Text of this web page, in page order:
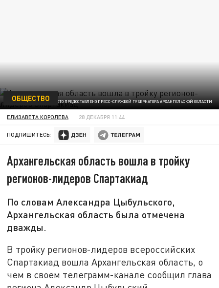
ФОТО ПРЕДОСТАВЛЕНО ПРЕСС-СЛУЖБОЙ ГУБЕРНАТОРА АРХАНГЕЛЬСКОЙ ОБЛАСТИ
ОБЩЕСТВО
ЕЛИЗАВЕТА КОРОЛЕВА 28 ДЕКАБРЯ 11:44
ПОДПИШИТЕСЬ:
Архангельская область вошла в тройку
регионов-лидеров Спартакиад
По словам Александра Цыбульского,
Архангельская область была отмечена
дважды.
В тройку регионов-лидеров всероссийских
Спартакиад вошла Архангельская область, о
чем в своем телеграмм-канале сообщил глава